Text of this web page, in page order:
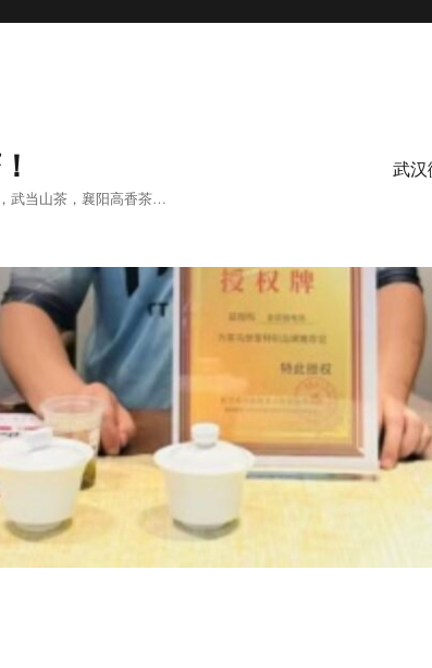
武当山茶，襄阳高香茶…
武